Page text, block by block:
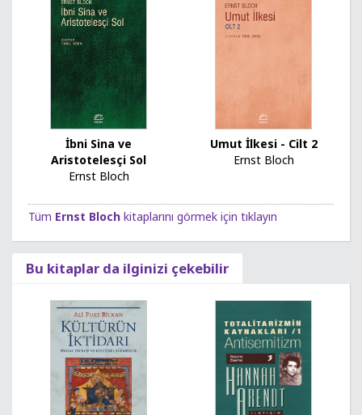
İbni Sina ve
Aristotelesçi Sol
Ernst Bloch
Umut İlkesi - Cilt 2
Ernst Bloch
Tüm Ernst Bloch kitaplarını görmek için tıklayın
Bu kitaplar da ilginizi çekebilir